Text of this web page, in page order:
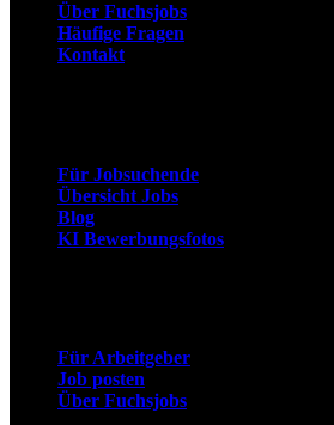
Über Fuchsjobs
Häufige Fragen
Kontakt
Für Jobsuchende
Übersicht Jobs
Blog
KI Bewerbungsfotos
Für Arbeitgeber
Job posten
Über Fuchsjobs